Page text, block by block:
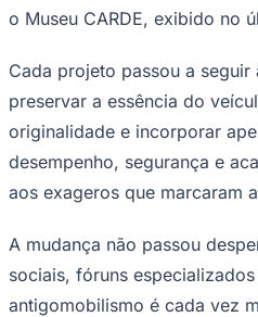
o Museu CARDE, exibido no
Cada projeto passou a
preservar a essência do
originalidade e incorporar
desempenho, segurança e
aos exageros que marcaram
A mudança não passou
sociais, fóruns
antigomobilismo é cada vez